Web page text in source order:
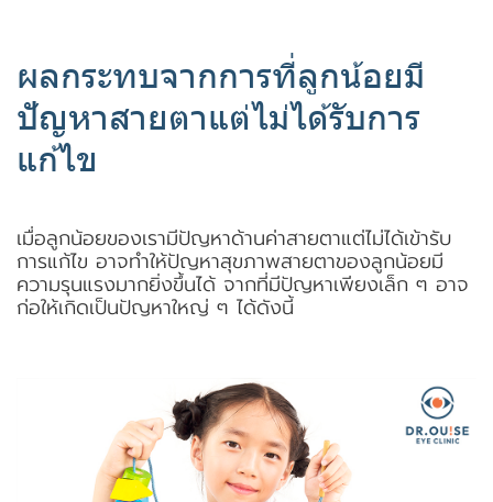
ผลกระทบจากการที่ลูกน้อยมี
ปัญหาสายตาแต่ไม่ได้รับการ
แก้ไข
เมื่อลูกน้อยของเรามีปัญหาด้านค่าสายตาแต่ไม่ได้เข้ารับ
การแก้ไข อาจทำให้ปัญหาสุขภาพสายตาของลูกน้อยมี
ความรุนแรงมากยิ่งขึ้นได้ จากที่มีปัญหาเพียงเล็ก ๆ อาจ
ก่อให้เกิดเป็นปัญหาใหญ่ ๆ ได้ดังนี้